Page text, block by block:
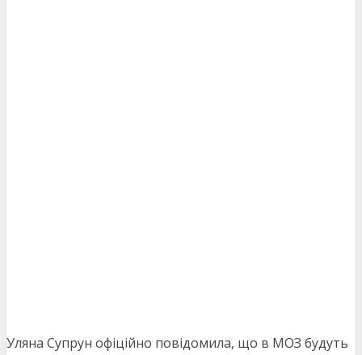
Уляна Супрун офіційно повідомила, що в МОЗ будуть